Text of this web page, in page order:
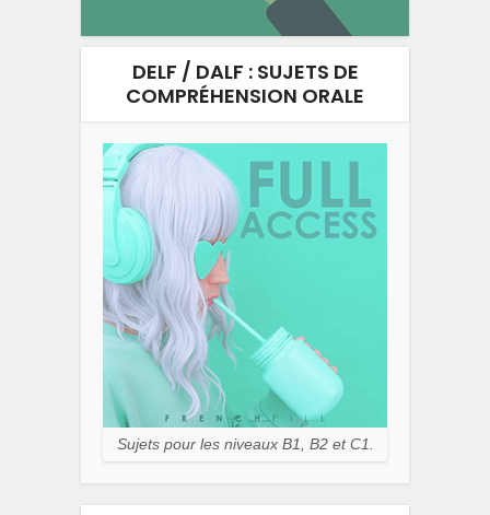
DELF / DALF : SUJETS DE
COMPRÉHENSION ORALE
Sujets pour les niveaux B1, B2 et C1.